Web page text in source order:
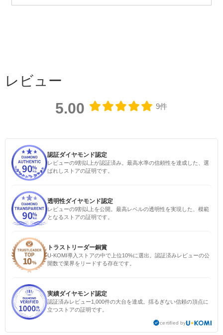
レビュー
5.00 9件
認証ダイヤモンド認定
レビューの9割以上が認証済み。最高水準の信頼性を達成した、選
ばれしストアの証明です。
透明性ダイヤモンド認定
レビューの9割以上を公開。最高レベルの透明性を実現した、模範
となるストアの証明です。
トラストリーダー銅賞
U-KOMI導入ストアの中で上位10%に選出。認証済みレビューの公
開数で業界をリードする存在です。
実績ダイヤモンド認定
認証済みレビュー1,000件の大台を達成。揺るぎない信頼の頂点に
立つストアの証明です。
certified by